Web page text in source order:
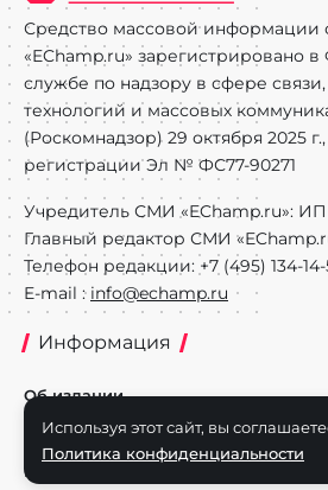
Средство массовой информации
«EChamp.ru» зарегистрировано
службе по надзору в сфере
технологий и массовых
(Роскомнадзор) 29 октября 2025
регистрации Эл № ФС77-90271
Учредитель СМИ «EChamp.ru»:
Главный редактор СМИ
Телефон редакции: +7 (495) 134-
E-mail : info@echamp.ru
Информация
Об издании
Реклама на портале
Политика конфиденциальности
Используя этот сайт, вы
Политика конфиденциальности